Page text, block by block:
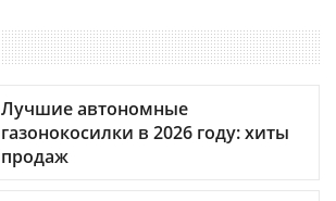
Лучшие автономные
газонокосилки в 2026 году: хиты
продаж